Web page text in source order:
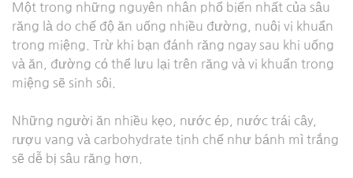
Một trong những nguyên nhân phổ biến nhất của sâu
răng là do chế độ ăn uống nhiều đường, nuôi vi khuẩn
trong miệng. Trừ khi bạn đánh răng ngay sau khi uống
và ăn, đường có thể lưu lại trên răng và vi khuẩn trong
miệng sẽ sinh sôi.
Những người ăn nhiều kẹo, nước ép, nước trái cây,
rượu vang và carbohydrate tinh chế như bánh mì trắng
sẽ dễ bị sâu răng hơn.